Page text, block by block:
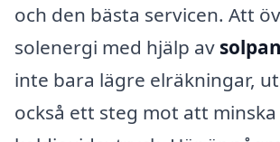
och den bästa servicen. Att
solenergi med hjälp av
inte bara lägre elräkningar,
också ett steg mot att